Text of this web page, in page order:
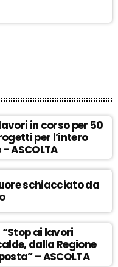
in corso per 50
per l’intero
ASCOLTA
schiacciato da
ai lavori
dalla Regione
– ASCOLTA